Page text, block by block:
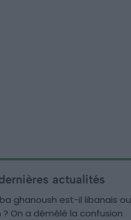
actualités
ghanoush est-il libanais ou
? On a démêlé la confusion